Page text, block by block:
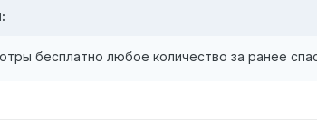
бесплатно любое количество за ранее